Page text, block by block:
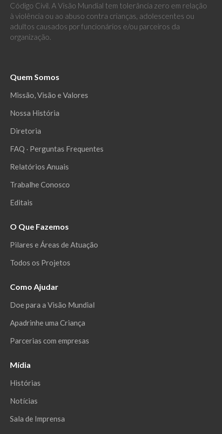
Código Civil. A Visão Mundial tem tolerância zero em relação
à violência ou ao abuso contra crianças, adolescentes ou
adultos causados por funcionários e/ou parceiros da
organização.
Quem Somos
Missão, Visão e Valores
Nossa História
Diretoria
FAQ ‧ Perguntas Frequentes
Relatórios Anuais
Trabalhe Conosco
Editais
O Que Fazemos
Pilares e Áreas de Atuação
Todos os Projetos
Como Ajudar
Doe para a Visão Mundial
Apadrinhe uma Criança
Parcerias com empresas
Mídia
Histórias
Notícias
Sala de Imprensa